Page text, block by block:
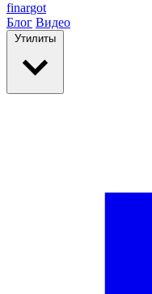
finargot
Блог Видео
Утилиты